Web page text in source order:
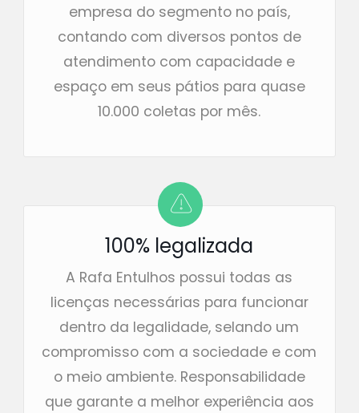
empresa do segmento no país,
contando com diversos pontos de
atendimento com capacidade e
espaço em seus pátios para quase
10.000 coletas por mês.
100% legalizada
A Rafa Entulhos possui todas as
licenças necessárias para funcionar
dentro da legalidade, selando um
compromisso com a sociedade e com
o meio ambiente. Responsabilidade
que garante a melhor experiência aos